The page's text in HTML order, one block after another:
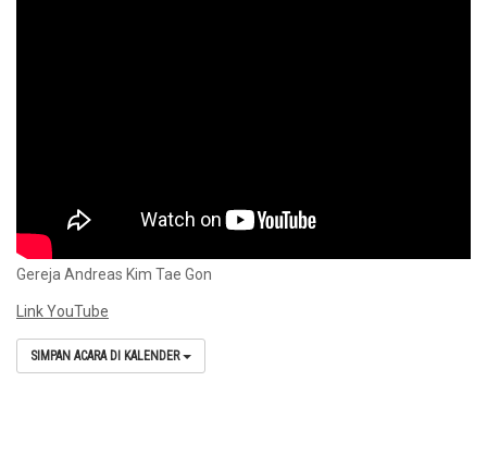
Gereja Andreas Kim Tae Gon
Link YouTube
SIMPAN ACARA DI KALENDER